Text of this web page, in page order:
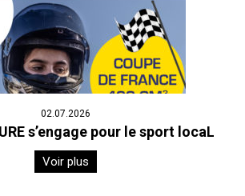
02.07.2026
s’engage pour le sport locaL
Voir plus